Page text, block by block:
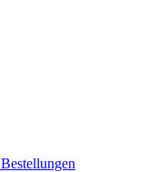
Bestellungen